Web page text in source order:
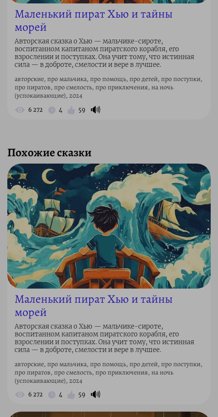
Маленький пират Хью и тайны
морей
Авторская сказка о Хью — мальчике-сироте,
воспитанном капитаном пиратского корабля, его
взрослении и поступках. Она учит тому, что истинная
сила — в доброте, смелости и вере в лучшее.
авторские, про мальчика, про помощь, про детей, про поступки,
про пиратов, про смелость, про приключения, на ночь
(успокаивающие), 2024
6 272 4 59 🔊
Похожие сказки
Маленький пират Хью и тайны
морей
Авторская сказка о Хью — мальчике-сироте,
воспитанном капитаном пиратского корабля, его
взрослении и поступках. Она учит тому, что истинная
сила — в доброте, смелости и вере в лучшее.
авторские, про мальчика, про помощь, про детей, про поступки,
про пиратов, про смелость, про приключения, на ночь
(успокаивающие), 2024
6 272 4 59 🔊